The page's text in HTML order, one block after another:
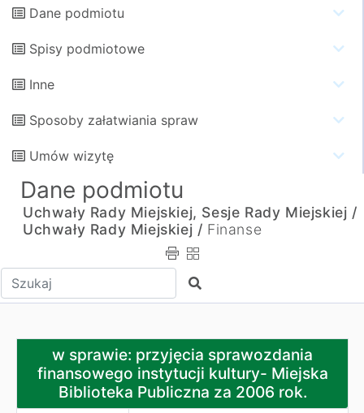
Dane podmiotu
Spisy podmiotowe
Inne
Sposoby załatwiania spraw
Umów wizytę
Dane podmiotu
Uchwały Rady Miejskiej, Sesje Rady Miejskiej /
Uchwały Rady Miejskiej / Finanse
Wpisz tekst do wyszukania Szukaj
w sprawie: przyjęcia sprawozdania finansowego
w sprawie: przyjęcia sprawozdania
finansowego instytucji kultury- Miejska
Biblioteka Publiczna za 2006 rok.